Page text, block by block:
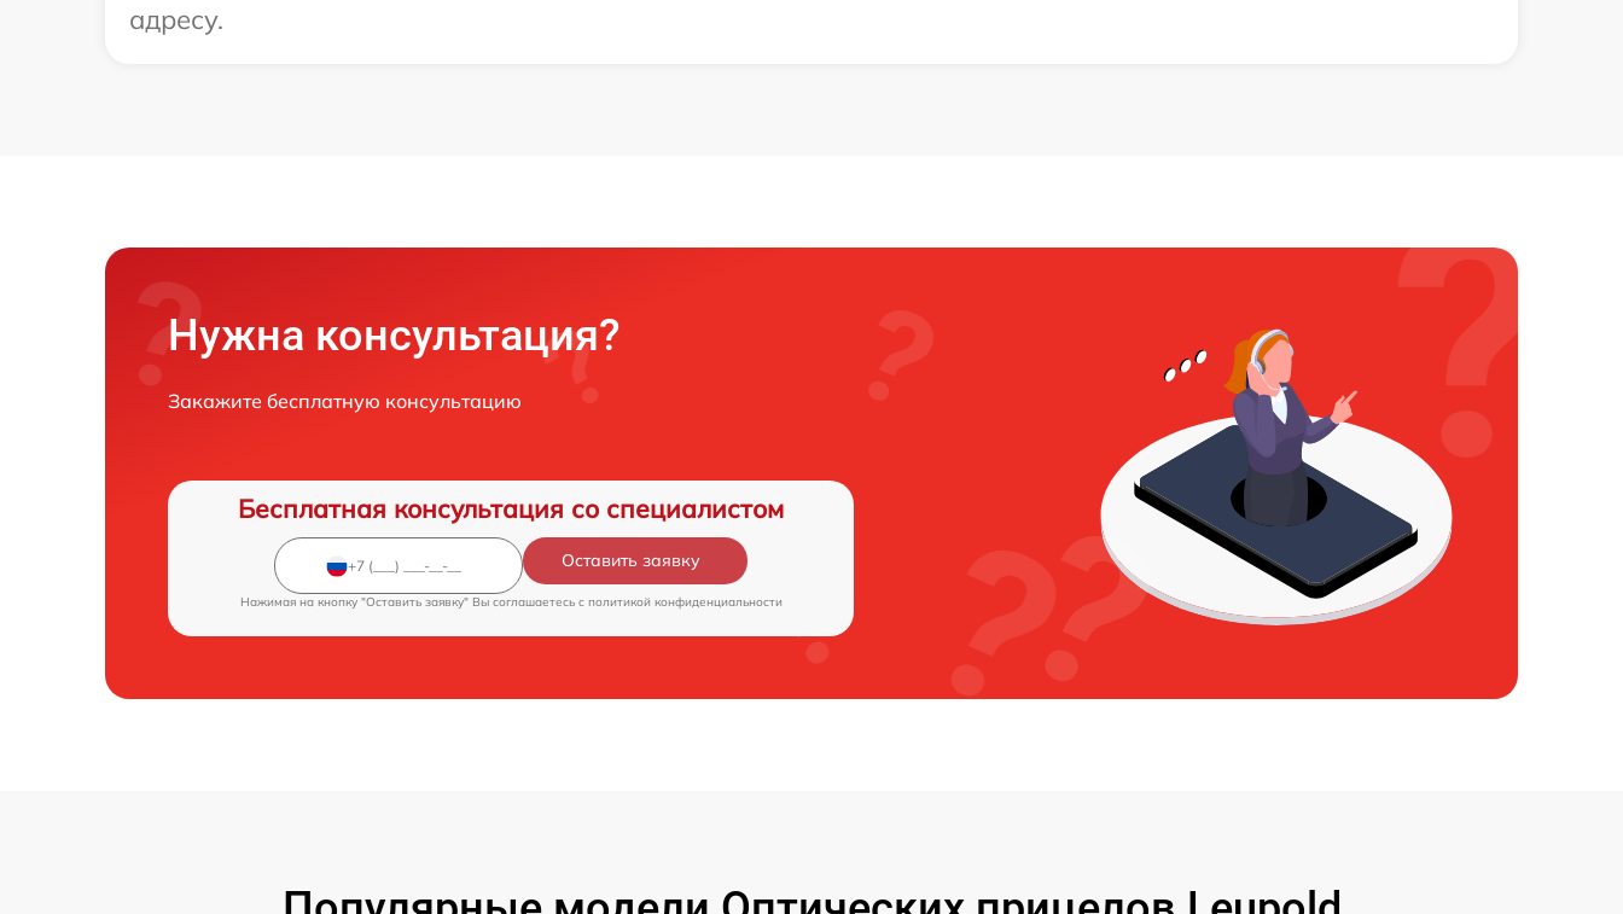
адресу.
Нужна консультация?
Закажите бесплатную консультацию
Бесплатная консультация со специалистом
Оставить заявку
Нажимая на кнопку "Оставить заявку" Вы соглашаетесь c политикой конфиденциальности